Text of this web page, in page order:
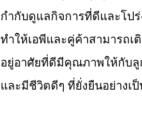
กำกับดูแลกิจการที่ดีและโป
ทำให้เอพีและคู่ค้าสามารถ
อยู่อาศัยที่ดีมีคุณภาพให้กับลู
และมีชีวิตดีๆ ที่ยั่งยืนอย่างเ